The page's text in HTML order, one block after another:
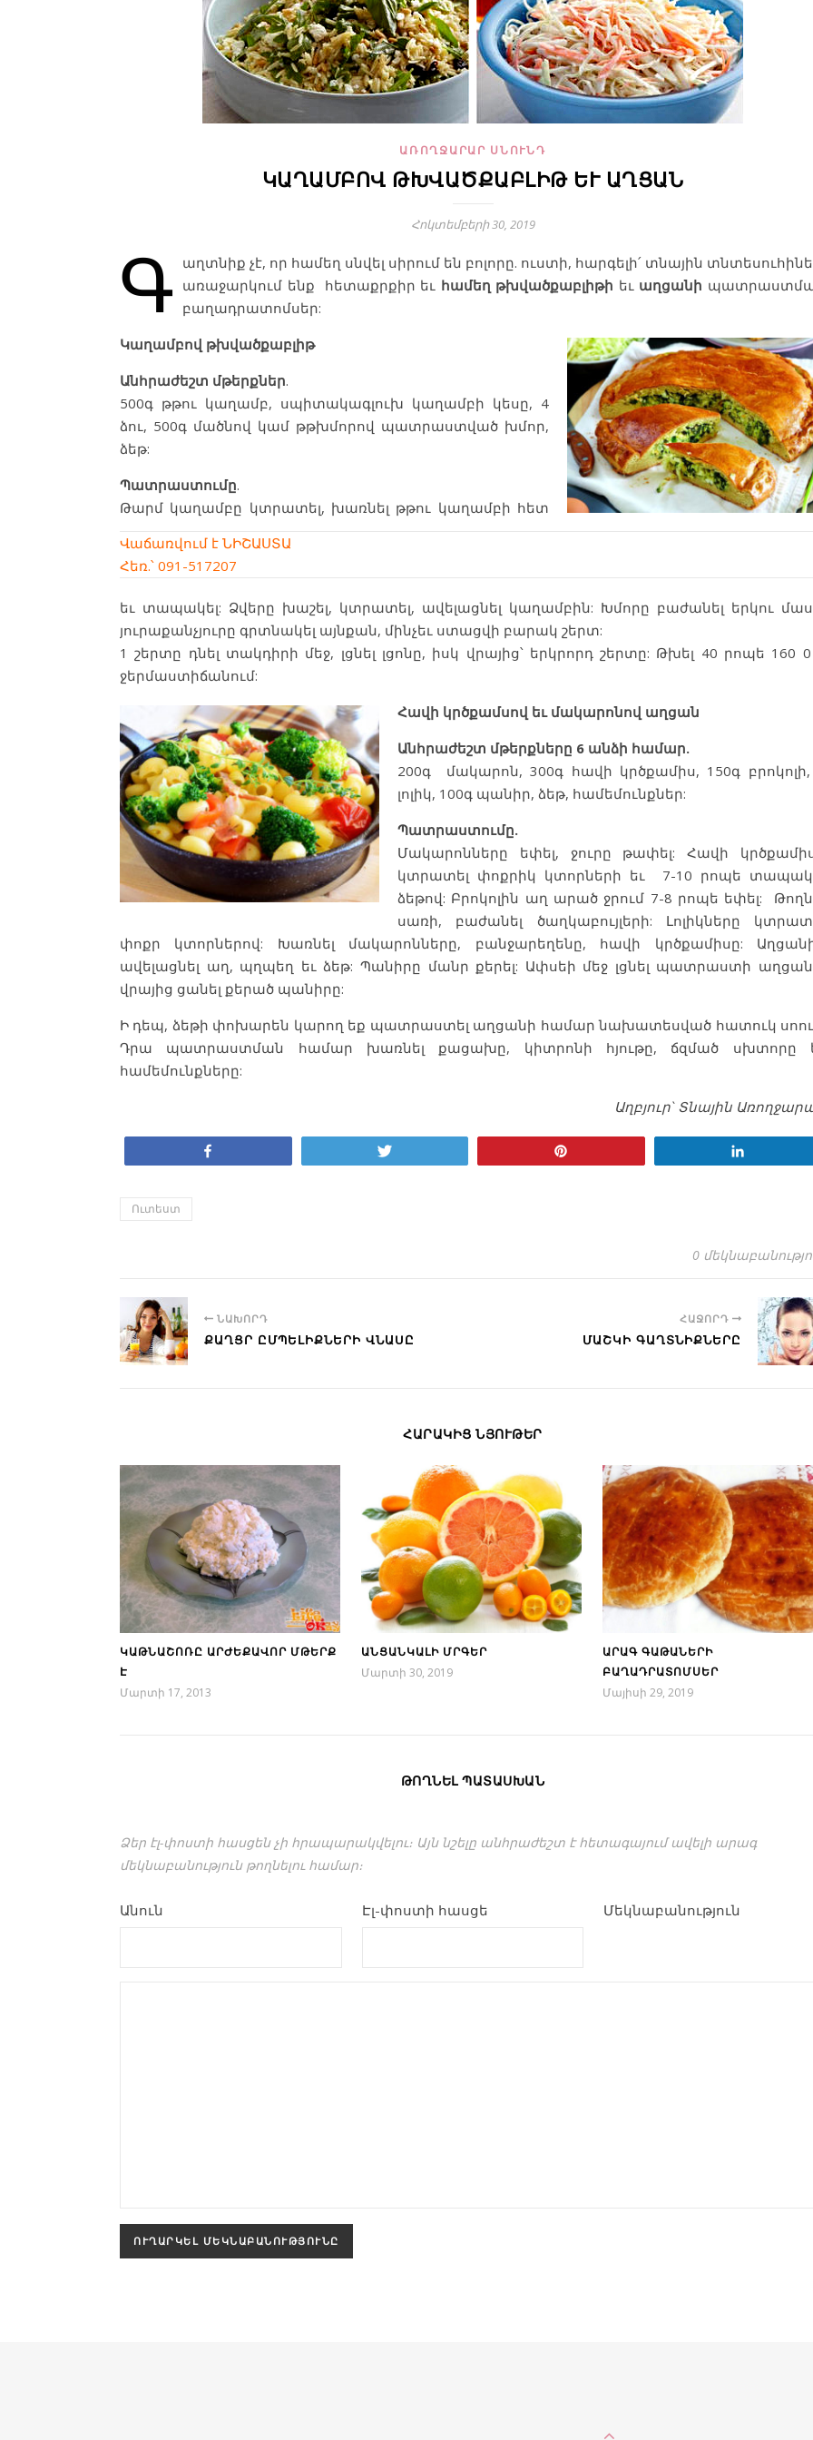
ԱՌՈՂՋԱՐԱՐ ՍՆՈՒՆԴ
ԿԱՂԱՄԲՈՎ ԹԽՎԱԾՔԱԲԼԻԹ ԵՒ ԱՂՑԱՆ
Հոկտեմբերի 30, 2019
Գ աղտնիք չէ, որ համեղ սնվել սիրում են բոլորը. ուստի, հարգելի՛ տնային
առաջարկում ենք հետաքրքիր եւ համեղ թխվածքաբլիթի եւ աղցանի
բաղադրատոմսեր:
Կաղամբով թխվածքաբլիթ
Վաճառվում է ՆԻՇԱՍՏԱ
Հեռ.՝ 091-517207
Անհրաժեշտ մթերքներ.
500գ թթու կաղամբ, սպիտակագլուխ կաղամբի կեսը, 4
ձու, 500գ մածնով կամ թթխմորով պատրաստված խմոր,
ձեթ:
Պատրաստումը.
Թարմ կաղամբը կտրատել, խառնել թթու կաղամբի հետ
եւ տապակել: Ձվերը խաշել, կտրատել, ավելացնել կաղամբին: Խմորը բաժանել երկու
յուրաքանչյուրը գրտնակել այնքան, մինչեւ ստացվի բարակ շերտ:
1 շերտը դնել տակդիրի մեջ, լցնել լցոնը, իսկ վրայից՝ երկրորդ շերտը: Թխել 40 րոպե 160 0
ջերմաստիճանում:
Հավի կրծքամսով եւ մակարոնով աղցան
Անհրաժեշտ մթերքները 6 անձի համար.
200գ մակարոն, 300գ հավի կրծքամիս, 150գ
լոլիկ, 100գ պանիր, ձեթ, համեմունքներ:
Պատրաստումը.
Մակարոնները եփել, ջուրը թափել: Հավի
կտրատել փոքրիկ կտորների եւ 7-10 րոպե
ձեթով: Բրոկոլին աղ արած ջրում 7-8 րոպե եփել:
սառի, բաժանել ծաղկաբույլերի: Լոլիկները
փոքր կտորներով: Խառնել մակարոնները, բանջարեղենը, հավի կրծքամիսը:
ավելացնել աղ, պղպեղ եւ ձեթ: Պանիրը մանր քերել: Ափսեի մեջ լցնել պատրաստի
վրայից ցանել քերած պանիրը:
Ի դեպ, ձեթի փոխարեն կարող եք պատրաստել աղցանի համար նախատեսված հատուկ
Դրա պատրաստման համար խառնել քացախը, կիտրոնի հյութը, ճզմած սխտորը
համեմունքները:
Աղբյուր` Տնային
Ուտեստ
0
ՆԱԽՈՐԴ
ՔԱՂՑՐ ԸՄՊԵԼԻՔՆԵՐԻ ՎՆԱՍԸ
ՀԱՋՈՐԴ
ՄԱՇԿԻ ԳԱՂՏՆԻՔՆԵՐԸ
ՀԱՐԱԿԻՑ ՆՅՈՒԹԵՐ
ԿԱԹՆԱՇՈՌԸ ԱՐԺԵՔԱՎՈՐ ՄԹԵՐՔ
Է
Մարտի 17, 2013
ԱՆՑԱՆԿԱԼԻ ՄՐԳԵՐ
Մարտի 30, 2019
ԱՐԱԳ ԳԱԹԱՆԵՐԻ
ԲԱՂԱԴՐԱՏՈՄՍԵՐ
Մայիսի 29, 2019
ԹՈՂՆԵԼ ՊԱՏԱՍԽԱՆ
Ձեր էլ-փոստի հասցեն չի հրապարակվելու։ Այն նշելը անհրաժեշտ է հետագայում ավելի արագ
մեկնաբանություն թողնելու համար։
Անուն Էլ-փոստի հասցե Մեկնաբանություն